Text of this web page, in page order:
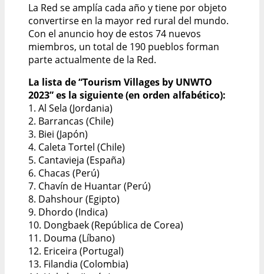
La Red se amplía cada año y tiene por objeto
convertirse en la mayor red rural del mundo.
Con el anuncio hoy de estos 74 nuevos
miembros, un total de 190 pueblos forman
parte actualmente de la Red.
La lista de “Tourism Villages by UNWTO
2023” es la siguiente (en orden alfabético):
1. Al Sela (Jordania)
2. Barrancas (Chile)
3. Biei (Japón)
4. Caleta Tortel (Chile)
5. Cantavieja (España)
6. Chacas (Perú)
7. Chavín de Huantar (Perú)
8. Dahshour (Egipto)
9. Dhordo (Indica)
10. Dongbaek (República de Corea)
11. Douma (Líbano)
12. Ericeira (Portugal)
13. Filandia (Colombia)